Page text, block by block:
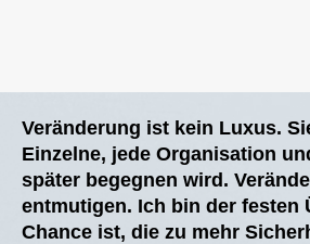
Veränderung ist kein Luxus.
Einzelne, jede Organisation
später begegnen wird.
entmutigen. Ich bin der festen
Chance ist, die zu mehr